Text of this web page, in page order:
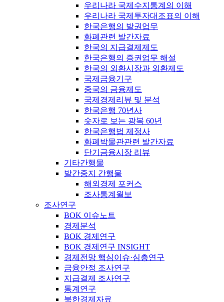
우리나라 국제수지통계의 이해
우리나라 국제투자대조표의 이해
한국은행의 발권업무
화폐관련 발간자료
한국의 지급결제제도
한국은행의 증권업무 해설
한국의 외환시장과 외환제도
국제금융기구
중국의 금융제도
국제경제리뷰 및 분석
한국은행 70년사
숫자로 보는 광복 60년
한국은행법 제정사
화폐박물관관련 발간자료
단기금융시장 리뷰
기타간행물
발간중지 간행물
해외경제 포커스
조사통계월보
조사연구
BOK 이슈노트
경제분석
BOK 경제연구
BOK 경제연구 INSIGHT
경제전망 핵심이슈·심층연구
금융안정 조사연구
지급결제 조사연구
통계연구
북한경제자료